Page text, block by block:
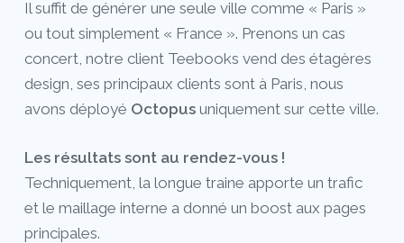
Il suffit de générer une seule ville comme « Paris »
ou tout simplement « France ». Prenons un cas
concert, notre client Teebooks vend des étagères
design, ses principaux clients sont à Paris, nous
avons déployé Octopusuniquement sur cette ville.
Les résultats sont au rendez-vous !
Techniquement, la longue traine apporte un trafic
et le maillage interne a donné un boost aux pages
principales.